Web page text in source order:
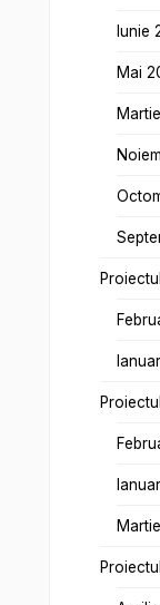
Iunie
Mai